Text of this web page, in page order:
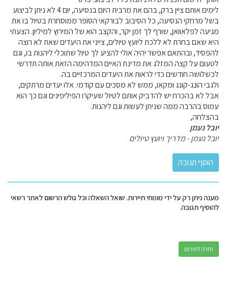
לימים אותם ציין ברק, בהם את מרבית היום בנסיעה, יום 4 לא ניתן לביצוע
בשל מרחקי הנסיעה, כל הסיבוב לבורקאי הסופר ממוסחרת בטיול בו את
מגיעה לפלאוואן, שורף לך זמן יקר, והקצב הוא של המירוץ למיליון. הצעתי
היא שאם בחרת לא ללכת ליועץ טיולים, צייני את היעדים שאת לא רוצה
להפסיד, ובהתאם אפשר יהיה אולי להציע לך טיול שתוכלי ליהנות בו, וגם
לטעום על קצה המזלג את מדינת האיים המדהימה הזאת אותה תדרשי
לכשלושה חודשים כדי לראות את היעדים המרכזיים בה.
ולגבי הונג-קונג ומקאו, ממש לא מסכים עם קודמי. אלו יעדים מרתקים,
אבל לא בהכרח יש להדביק אותם לטיול שעיקרו הפיליפינים וגם כך הוא
עמוס בהרבה ממה שניתן לעשות וגם ליהנות.
בהצלחה,
יובל נעמן
יובל נעמן - מדריך ויועץ טיולים
מענה ניתן רק על ידי מומחי תיירות. שואל השאלה וכל גולש הרשום לאתר רשאי
להוסיף תגובה.
חזרה לפורום